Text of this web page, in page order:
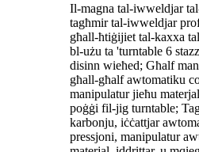
Il-magna tal-iwweldjar
tagħmir tal-iwweldjar
għall-ħtiġijiet tal-kaxxa
bl-użu ta 'turntable 6
disinn wieħed; Għalf
għall-għalf awtomatiku
manipulatur jieħu
poġġi fil-jig turntable;
karbonju, iċċattjar
pressjoni, manipulatur